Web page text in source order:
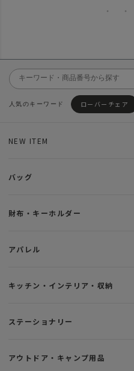
ローバーチェア
NEW ITEM
バッグ
財布・キーホルダー
アパレル
キッチン・インテリア・収納
ステーショナリー
アウトドア・キャンプ用品